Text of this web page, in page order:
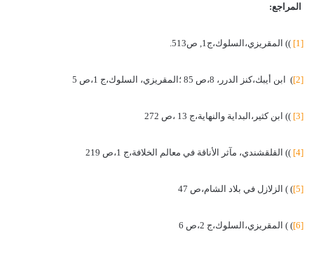
المراجع:
[1] )) المقريزي،السلوك،ج1, ص513.
[2] ) ابن أيبك،كنز الدرر، 8،ص 85 ؛المقريزي، السلوك،ج 1،ص 5
[3] )) ابن كثير،البداية والنهاية،ج 13 ،ص 272
[4] )) القلقشندي، مآثر الأناقة في معالم الخلافة،ج 1،ص 219
[5] ) ) الزلازل في بلاد الشام،ص 47
[6] ) ) المقريزي،السلوك،ج 2،ص 6